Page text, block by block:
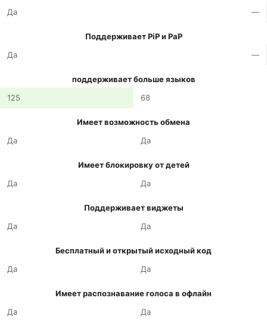
Да
—
Поддерживает PiP и PaP
Да
—
поддерживает больше языков
125
68
Имеет возможность обмена
Да
Да
Имеет блокировку от детей
Да
Да
Поддерживает виджеты
Да
Да
Бесплатный и открытый исходный код
Да
Да
Имеет распознавание голоса в офлайн
Да
Да